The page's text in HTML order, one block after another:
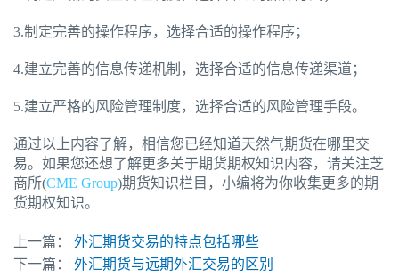
3.制定完善的操作程序，选择合适的操作程序；
4.建立完善的信息传递机制，选择合适的信息传递渠道；
5.建立严格的风险管理制度，选择合适的风险管理手段。
通过以上内容了解，相信您已经知道天然气期货在哪里交
易。如果您还想了解更多关于期货期权知识内容，请关注芝
商所(CME Group)期货知识栏目，小编将为你收集更多的期
货期权知识。
上一篇：
外汇期货交易的特点包括哪些
下一篇：
外汇期货与远期外汇交易的区别